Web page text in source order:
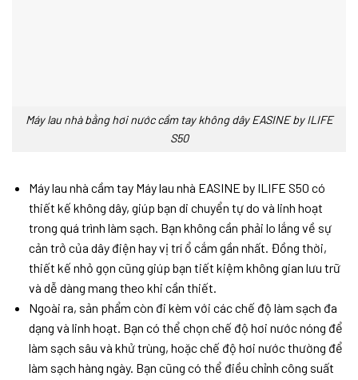
Máy lau nhà bằng hơi nước cầm tay không dây EASINE by ILIFE
S50
Máy lau nhà cầm tay Máy lau nhà EASINE by ILIFE S50 có
thiết kế không dây, giúp bạn di chuyển tự do và linh hoạt
trong quá trình làm sạch. Bạn không cần phải lo lắng về sự
cản trở của dây điện hay vị trí ổ cắm gần nhất. Đồng thời,
thiết kế nhỏ gọn cũng giúp bạn tiết kiệm không gian lưu trữ
và dễ dàng mang theo khi cần thiết.
Ngoài ra, sản phẩm còn đi kèm với các chế độ làm sạch đa
dạng và linh hoạt. Bạn có thể chọn chế độ hơi nước nóng để
làm sạch sâu và khử trùng, hoặc chế độ hơi nước thường để
làm sạch hàng ngày. Bạn cũng có thể điều chỉnh công suất